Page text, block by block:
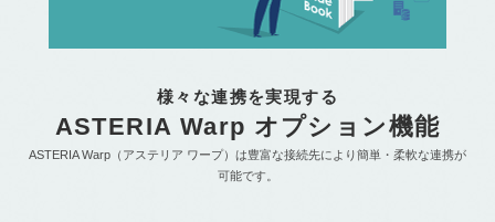
様々な連携を実現する
ASTERIA Warp オプション機能
ASTERIA Warp（アステリア ワープ）は豊富な接続先により簡単・柔軟な連携が
可能です。